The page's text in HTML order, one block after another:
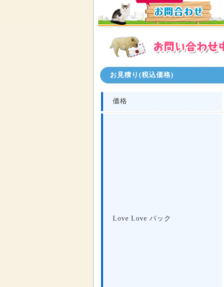
お見積り(税込価格)
価格
Love Love パック